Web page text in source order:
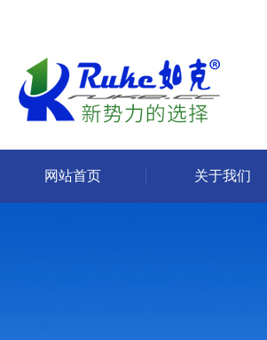
网站首页 关于我们